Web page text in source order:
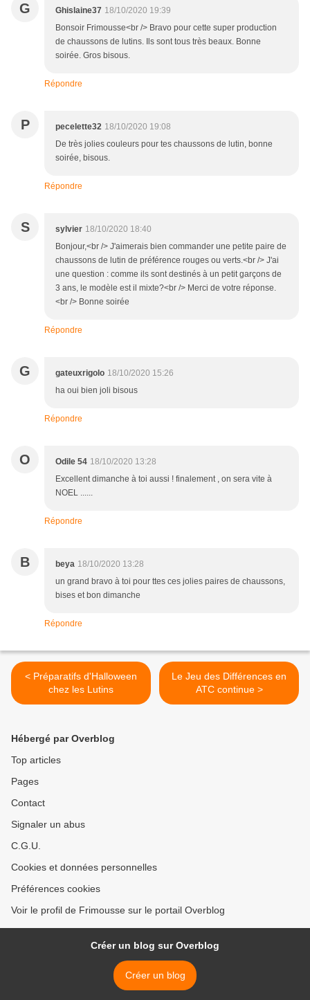
G Ghislaine37 18/10/2020 19:39
Bonsoir Frimousse<br /> Bravo pour cette super production
de chaussons de lutins. Ils sont tous très beaux. Bonne
soirée. Gros bisous.
Répondre
P pecelette32 18/10/2020 19:08
De très jolies couleurs pour tes chaussons de lutin, bonne
soirée, bisous.
Répondre
S sylvier 18/10/2020 18:40
Bonjour,<br /> J'aimerais bien commander une petite paire de
chaussons de lutin de préférence rouges ou verts.<br /> J'ai
une question : comme ils sont destinés à un petit garçons de
3 ans, le modèle est il mixte?<br /> Merci de votre réponse.
<br /> Bonne soirée
Répondre
G gateuxrigolo 18/10/2020 15:26
ha oui bien joli bisous
Répondre
O Odile 54 18/10/2020 13:28
Excellent dimanche à toi aussi ! finalement , on sera vite à
NOEL ......
Répondre
B beya 18/10/2020 13:28
un grand bravo à toi pour ttes ces jolies paires de chaussons,
bises et bon dimanche
Répondre
< Préparatifs d'Halloween
chez les Lutins
Le Jeu des Différences en
ATC continue >
Hébergé par Overblog
Top articles
Pages
Contact
Signaler un abus
C.G.U.
Cookies et données personnelles
Préférences cookies
Voir le profil de Frimousse sur le portail Overblog
Créer un blog sur Overblog
Créer un blog